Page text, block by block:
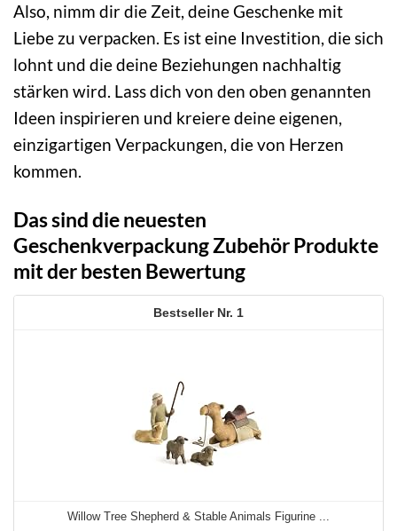
Also, nimm dir die Zeit, deine Geschenke mit
Liebe zu verpacken. Es ist eine Investition, die sich
lohnt und die deine Beziehungen nachhaltig
stärken wird. Lass dich von den oben genannten
Ideen inspirieren und kreiere deine eigenen,
einzigartigen Verpackungen, die von Herzen
kommen.
Das sind die neuesten
Geschenkverpackung Zubehör Produkte
mit der besten Bewertung
1
Willow Tree Shepherd & Stable Animals Figurine ...